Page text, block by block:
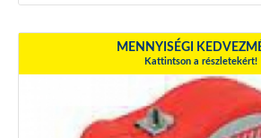
MENNYISÉGI
Kattintson a részletekért!